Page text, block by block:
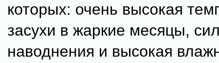
которых: очень высокая
засухи в жаркие месяцы,
наводнения и высокая